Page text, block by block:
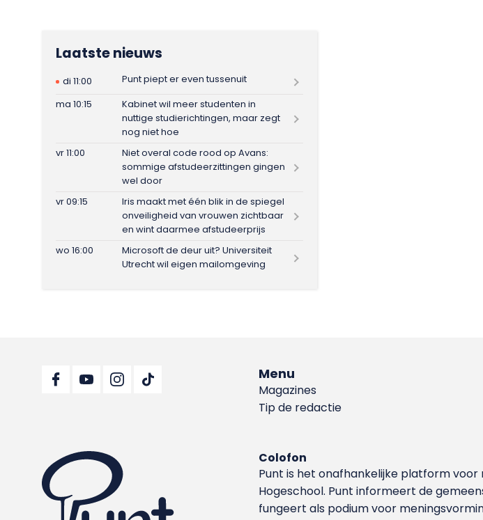
Laatste nieuws
di 11:00
Punt piept er even tussenuit
ma 10:15
Kabinet wil meer studenten in
nuttige studierichtingen, maar zegt
nog niet hoe
vr 11:00
Niet overal code rood op Avans:
sommige afstudeerzittingen gingen
wel door
vr 09:15
Iris maakt met één blik in de spiegel
onveiligheid van vrouwen zichtbaar
en wint daarmee afstudeerprijs
wo 16:00
Microsoft de deur uit? Universiteit
Utrecht wil eigen mailomgeving
Menu
Magazines
Tip de redactie
Colofon
Punt is het onafhankelijke platform
Hoge­school. Punt informeert de
fungeert als podium voor